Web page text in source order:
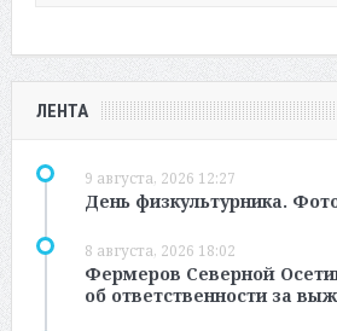
ЛЕНТА
9 августа, 2026 12:27
День физкультурника.
8 августа, 2026 18:02
Фермеров Северной
об ответственности за